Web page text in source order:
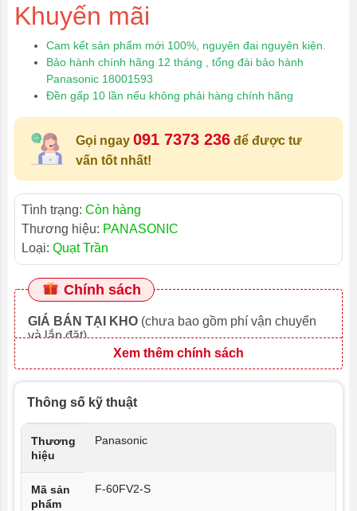
Khuyến mãi
Cam kết sản phẩm mới 100%, nguyên đai nguyên kiện.
Bảo hành chính hãng 12 tháng , tổng đài bảo hành
Panasonic 18001593
Đền gấp 10 lần nếu không phải hàng chính hãng
Gọi ngay 091 7373 236 để được tư
vấn tốt nhất!
Tình trạng: Còn hàng
Thương hiệu: PANASONIC
Loại: Quạt Trần
Chính sách
GIÁ BÁN TẠI KHO (chưa bao gồm phí vận chuyển
và lắp đặt)
Xem thêm chính sách
Thông số kỹ thuật
Thương
hiệu
Panasonic
Mã sản
phẩm
F-60FV2-S